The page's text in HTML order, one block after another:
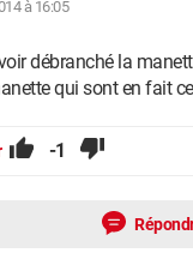
à 16:05
débranché la
qui sont en fait
-1